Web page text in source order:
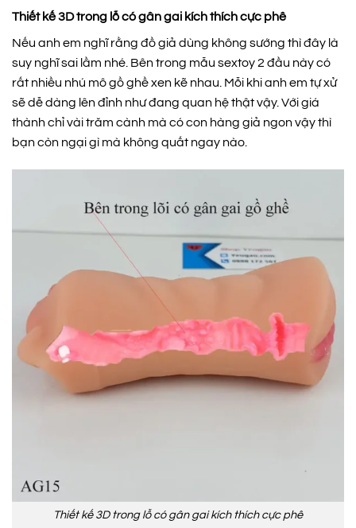
Thiết kế 3D trong lỗ có gân gai kích thích cực phê
Nếu anh em nghĩ rằng đồ giả dùng không sướng thì đây là
suy nghĩ sai lầm nhé. Bên trong mẫu sextoy 2 đầu này có
rất nhiều nhú mô gồ ghề xen kẽ nhau. Mỗi khi anh em tự xử
sẽ dễ dàng lên đỉnh như đang quan hệ thật vậy. Với giá
thành chỉ vài trăm cành mà có con hàng giả ngon vậy thì
bạn còn ngại gì mà không quất ngay nào.
Thiết kế 3D trong lỗ có gân gai kích thích cực phê